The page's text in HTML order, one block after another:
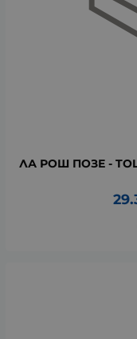
ЛА РОШ ПОЗЕ -